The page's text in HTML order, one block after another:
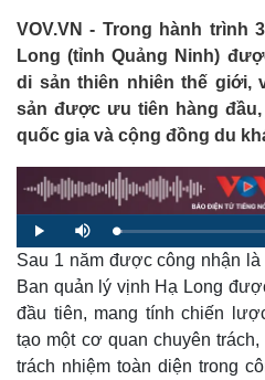
VOV.VN - Trong hành trình
Long (tỉnh Quảng Ninh)
di sản thiên nhiên thế giới,
sản được ưu tiên hàng
quốc gia và cộng đồng du
P
l
a
y
M
u
t
e
L
o
a
d
d
2
.
1
1
Sau 1 năm được công nhận
Ban quản lý vịnh Hạ Long
đầu tiên, mang tính chiến
tạo một cơ quan chuyên
trách nhiệm toàn diện trong